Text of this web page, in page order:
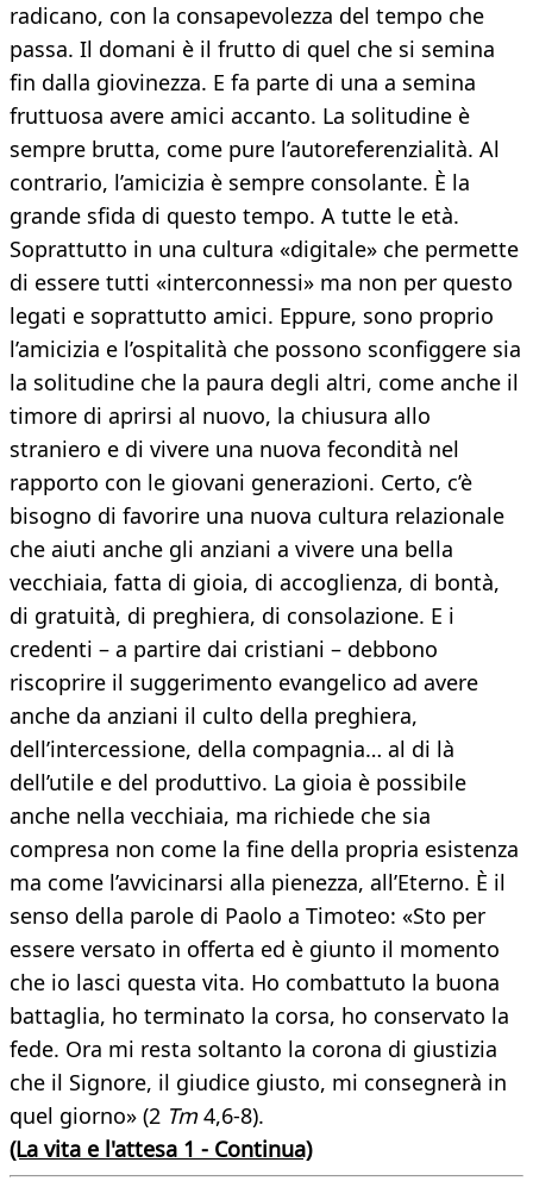
radicano, con la consapevolezza del tempo che
passa. Il domani è il frutto di quel che si semina
fin dalla giovinezza. E fa parte di una a semina
fruttuosa avere amici accanto. La solitudine è
sempre brutta, come pure l’autoreferenzialità. Al
contrario, l’amicizia è sempre consolante. È la
grande sfida di questo tempo. A tutte le età.
Soprattutto in una cultura «digitale» che permette
di essere tutti «interconnessi» ma non per questo
legati e soprattutto amici. Eppure, sono proprio
l’amicizia e l’ospitalità che possono sconfiggere sia
la solitudine che la paura degli altri, come anche il
timore di aprirsi al nuovo, la chiusura allo
straniero e di vivere una nuova fecondità nel
rapporto con le giovani generazioni. Certo, c’è
bisogno di favorire una nuova cultura relazionale
che aiuti anche gli anziani a vivere una bella
vecchiaia, fatta di gioia, di accoglienza, di bontà,
di gratuità, di preghiera, di consolazione. E i
credenti – a partire dai cristiani – debbono
riscoprire il suggerimento evangelico ad avere
anche da anziani il culto della preghiera,
dell’intercessione, della compagnia… al di là
dell’utile e del produttivo. La gioia è possibile
anche nella vecchiaia, ma richiede che sia
compresa non come la fine della propria esistenza
ma come l’avvicinarsi alla pienezza, all’Eterno. È il
senso della parole di Paolo a Timoteo: «Sto per
essere versato in offerta ed è giunto il momento
che io lasci questa vita. Ho combattuto la buona
battaglia, ho terminato la corsa, ho conservato la
fede. Ora mi resta soltanto la corona di giustizia
che il Signore, il giudice giusto, mi consegnerà in
quel giorno» (2 Tm4,6-8).
(La vita e l'attesa 1 - Continua)